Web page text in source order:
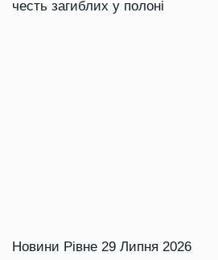
честь загиблих у полоні
Новини Рівне 29 Липня 2026